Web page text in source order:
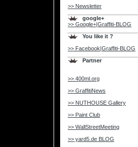
>> Newsletter
google+
>> Google+|Graffiti-BLOG
You like it ?
>> Facebook|Graffiti-BLOG
Partner
>> 400ml.org
>> GraffitiNews
>> NUTHOUSE Gallery
>> Paint Club
>> WallStreetMeeting
>> yard5.de BLOG